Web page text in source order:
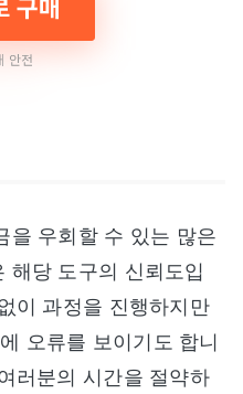
을 우회할 수 있는 많은
해당 도구의 신뢰도입
이 과정을 진행하지만
오류를 보이기도 합니
러분의 시간을 절약하